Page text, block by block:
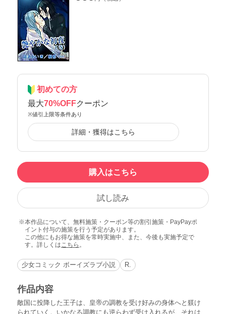
初めての方
最大70%OFFクーポン
※値引上限等条件あり
詳細・獲得はこちら
購入はこちら
試し読み
本作品について、無料施策・クーポン等の割引施策・PayPayポ
イント付与の施策を行う予定があります。
この他にもお得な施策を常時実施中、また、今後も実施予定で
す。詳しくはこちら 。
少女コミック ボーイズラブ小説 R.
作品内容
敵国に投降した王子は、皇帝の調教を受け好みの身体へと躾け
られていく。いかなる調教にも逆らわず受け入れるが、それは